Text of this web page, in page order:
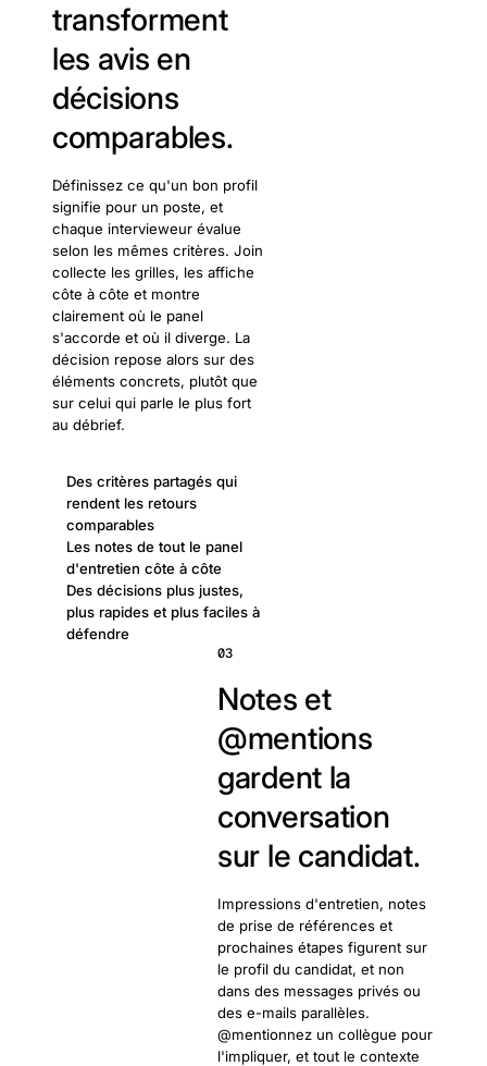
transforment
les avis en
décisions
comparables.
Définissez ce qu'un bon profil
signifie pour un poste, et
chaque intervieweur évalue
selon les mêmes critères. Join
collecte les grilles, les affiche
côte à côte et montre
clairement où le panel
s'accorde et où il diverge. La
décision repose alors sur des
éléments concrets, plutôt que
sur celui qui parle le plus fort
au débrief.
Des critères partagés qui
rendent les retours
comparables
Les notes de tout le panel
d'entretien côte à côte
Des décisions plus justes,
plus rapides et plus faciles à
défendre
03
Notes et
@mentions
gardent la
conversation
sur le candidat.
Impressions d'entretien, notes
de prise de références et
prochaines étapes figurent sur
le profil du candidat, et non
dans des messages privés ou
des e-mails parallèles.
@mentionnez un collègue pour
l'impliquer, et tout le contexte